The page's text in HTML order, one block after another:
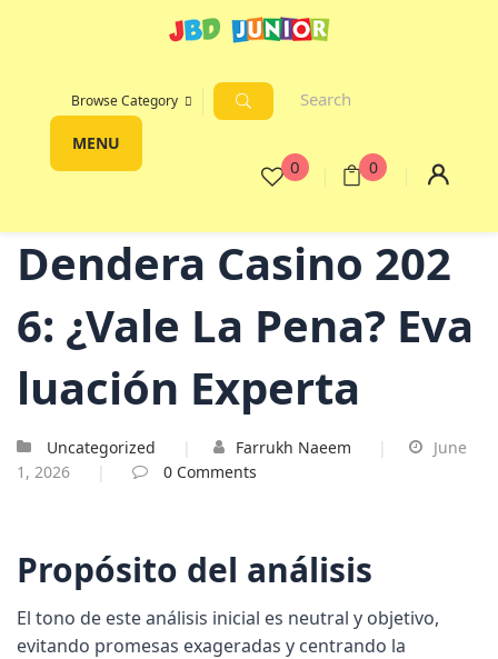
Browse Category
0 0
MENU
Dendera Casino 202
6: ¿Vale La Pena? Eva
Luación Experta
Uncategorized Farrukh Naeem
June
1, 2026
0 Comments
Propósito del análisis
El tono de este análisis inicial es neutral y objetivo,
evitando promesas exageradas y centrando la